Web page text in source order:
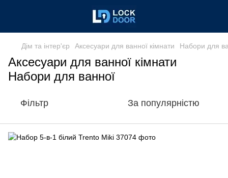
Дім та інтер'єр Аксесуари для ванної кімнати Набори для
Аксесуари для ванної кімнати
Набори для ванної
Фільтр За популярністю